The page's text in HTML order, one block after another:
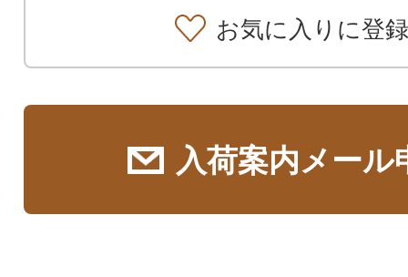
お気に入りに登録
入荷案内メール